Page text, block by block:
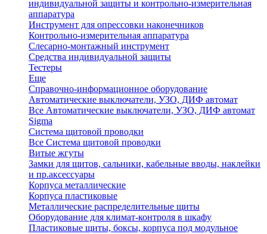
индивидуальной защиты и контрольно-измерительная
аппаратура
Инструмент для опрессовки наконечников
Контрольно-измерительная аппаратура
Слесарно-монтажный инструмент
Средства индивидуальной защиты
Тестеры
Еще
Справочно-информационное оборудование
Автоматические выключатели, УЗО, ДИФ автомат
Все Автоматические выключатели, УЗО, ДИФ автомат
Sigma
Система щитовой проводки
Все Система щитовой проводки
Витые жгуты
Замки для щитов, сальники, кабельные вводы, наклейки
и пр.аксессуары
Корпуса металлические
Корпуса пластиковые
Металлические распределительные щиты
Оборудование для климат-контроля в шкафу
Пластиковые щиты, боксы, корпуса под модульное